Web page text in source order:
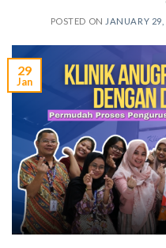
POSTED ON JANUARY 29,
29
Jan